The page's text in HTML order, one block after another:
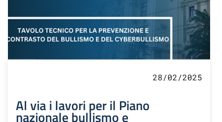
28/02/2025
Al via i lavori per il Piano
nazionale bullismo e